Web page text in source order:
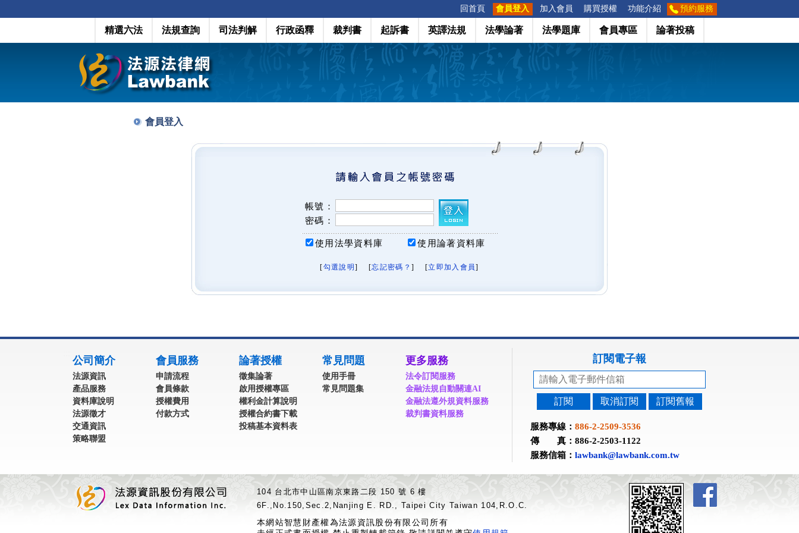
回首頁 會員登入 加入會員 購買授權 功能介紹 預約服務
精選六法 法規查詢 司法判解 行政函釋 裁判書 起訴書 英譯法規 法學論著 法學題庫 會員專區 論著投稿
會員登入
帳號：
密碼：
使用法學資料庫 使用論著資料庫
[勾選說明 ] [忘記密碼？ ] [立即加入會員]
公司簡介
法源資訊
產品服務
資料庫說明
法源徵才
交通資訊
策略聯盟
會員服務
申請流程
會員條款
授權費用
付款方式
論著授權
徵集論著
啟用授權專區
權利金計算說明
授權合約書下載
投稿基本資料表
常見問題
使用手冊
常見問題集
更多服務
法令訂閱服務
金融法規自動關連AI
金融法遵外規資料服務
裁判書資料服務
訂閱電子報
訂閱 取消訂閱 訂閱舊報
服務專線： 886-2-2509-3536
傳 真：886-2-2503-1122
服務信箱： lawbank@lawbank.com.tw
104 台北市中山區南京東路二段 150 號 6 樓
6F.,No.150,Sec.2,Nanjing E. RD., Taipei City Taiwan 104,R.O.C.
本網站智慧財產權為法源資訊股份有限公司所有